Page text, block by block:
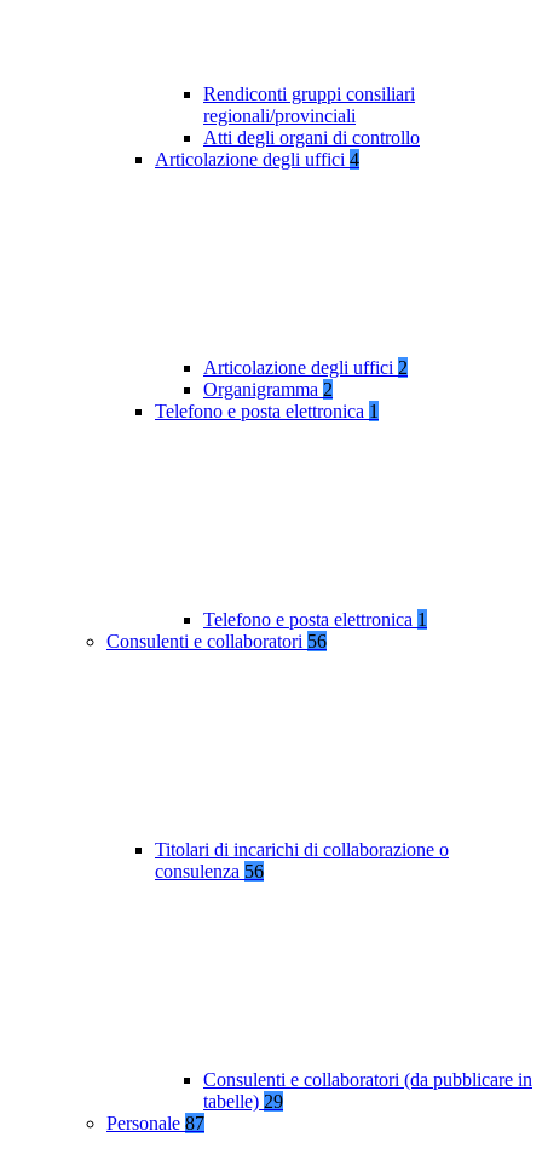
Rendiconti gruppi consiliari
regionali/provinciali
Atti degli organi di controllo
Articolazione degli uffici 4
Articolazione degli uffici 2
Organigramma 2
Telefono e posta elettronica 1
Telefono e posta elettronica 1
Consulenti e collaboratori 56
Titolari di incarichi di collaborazione o
consulenza 56
Consulenti e collaboratori (da pubblicare in
tabelle) 29
Personale 87